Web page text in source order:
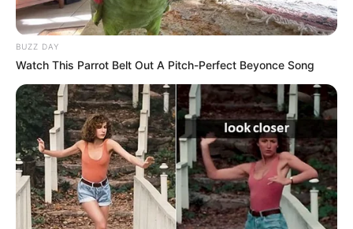
BUZZ DAY
Watch This Parrot Belt Out A Pitch-Perfect Beyonce Song